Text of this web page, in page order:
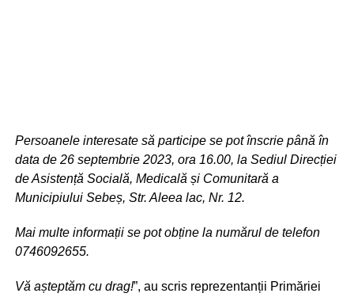
Persoanele interesate să participe se pot înscrie până în
data de 26 septembrie 2023, ora 16.00, la Sediul Direcției
de Asistență Socială, Medicală și Comunitară a
Municipiului Sebeș, Str. Aleea lac, Nr. 12.
Mai multe informații se pot obține la numărul de telefon
0746092655.
Vă așteptăm cu drag!”, au scris reprezentanții Primăriei